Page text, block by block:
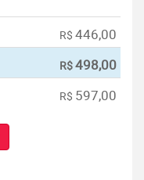
R$ 446,00
R$498,00
R$ 597,00